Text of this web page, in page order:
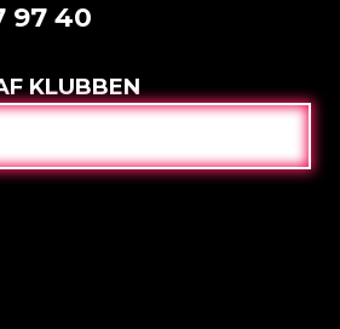
97 40
KLUBBEN